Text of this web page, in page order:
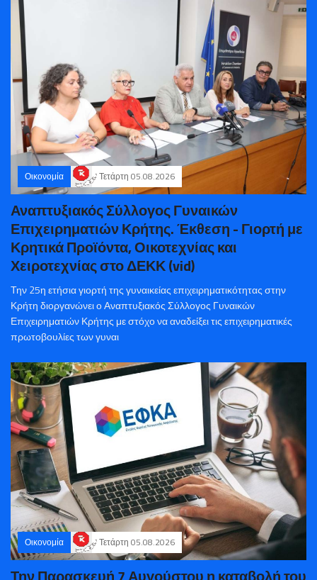
Οικονομία Τετάρτη 05.08.2026
Αναπτυξιακός Σύλλογος Γυναικών
Επιχειρηματιών Κρήτης. Έκθεση - Γιορτή με
Κρητικά Προϊόντα, Οικοτεχνίας και
Χειροτεχνίας στο ΔΕΚΚ (vid)
Την 25η ετήσια γιορτή της γυναικείας επιχειρηματικότητας στην
Κρήτη διοργανώνει ο Αναπτυξιακός Σύλλογος Γυναικών
Επιχειρηματιών Κρήτης με στόχο να αναδείξει τις επιχειρηματικές
πρωτοβουλίες των γυναι
Οικονομία Τετάρτη 05.08.2026